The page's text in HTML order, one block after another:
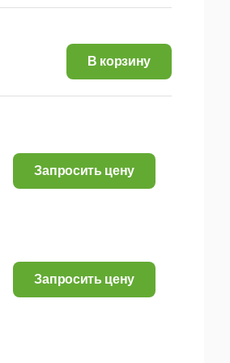
В корзину
Запросить цену
Запросить цену